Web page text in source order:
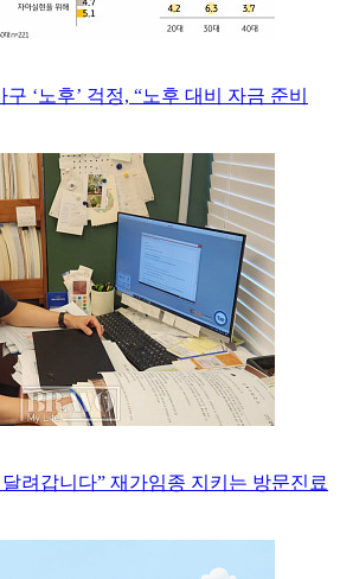
구 ‘노후’ 걱정, “노후 대비 자금 준비
려갑니다” 재가임종 지키는 방문진료